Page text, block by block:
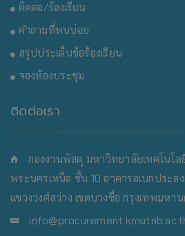
ติดต่อ/ร้องเรียน
คำถามที่พบบ่อย
สรุปประเด็นข้อร้องเรียน
จองห้องประชุม
ติดต่อเรา
กองงานพัสดุ มหาวิทยาลัยเทคโนโล
พระนครเหนือ ชั้น 10 อาคารอเนกประ
แขวงวงศ์สว่าง เขตบางซื่อ กรุงเทพมหา